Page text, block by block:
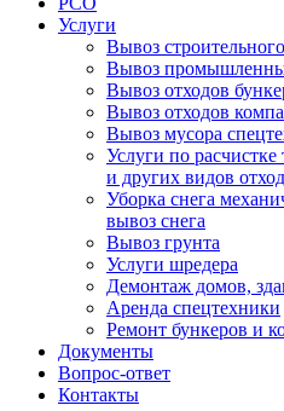
Услуги
Вывоз
Вывоз
Вывоз отходов
Вывоз отходов
Вывоз мусора
Услуги по
и других видов
Уборка снега
вывоз снега
Вывоз грунта
Услуги шредера
Демонтаж домов,
Аренда спецтехники
Ремонт бункеров и
Документы
Вопрос-ответ
Контакты